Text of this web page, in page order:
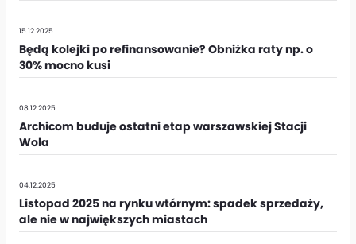
15.12.2025
Będą kolejki po refinansowanie? Obniżka raty np. o
30% mocno kusi
08.12.2025
Archicom buduje ostatni etap warszawskiej Stacji
Wola
04.12.2025
Listopad 2025 na rynku wtórnym: spadek sprzedaży,
ale nie w największych miastach